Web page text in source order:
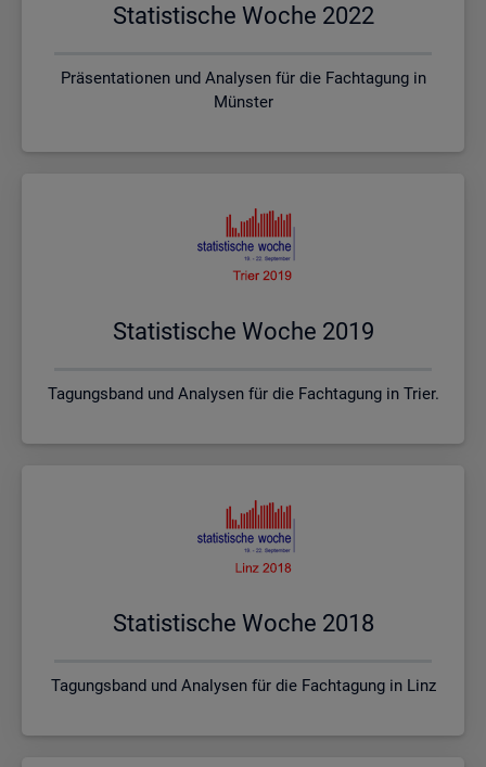
Sta­tis­ti­sche Woche 2022
Präsentationen und Analysen für die Fachtagung in
Münster
Sta­tis­ti­sche Woche 2019
Tagungsband und Analysen für die Fachtagung in Trier.
Sta­tis­ti­sche Woche 2018
Tagungsband und Analysen für die Fachtagung in Linz